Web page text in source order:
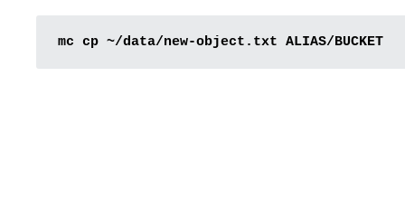
mc cp ~/data/new-object.txt